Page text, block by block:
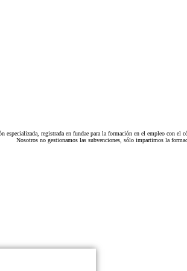
especializada, registrada en fundae para la formación en el empleo con el
Nosotros no gestionamos las subvenciones, sólo impartimos la